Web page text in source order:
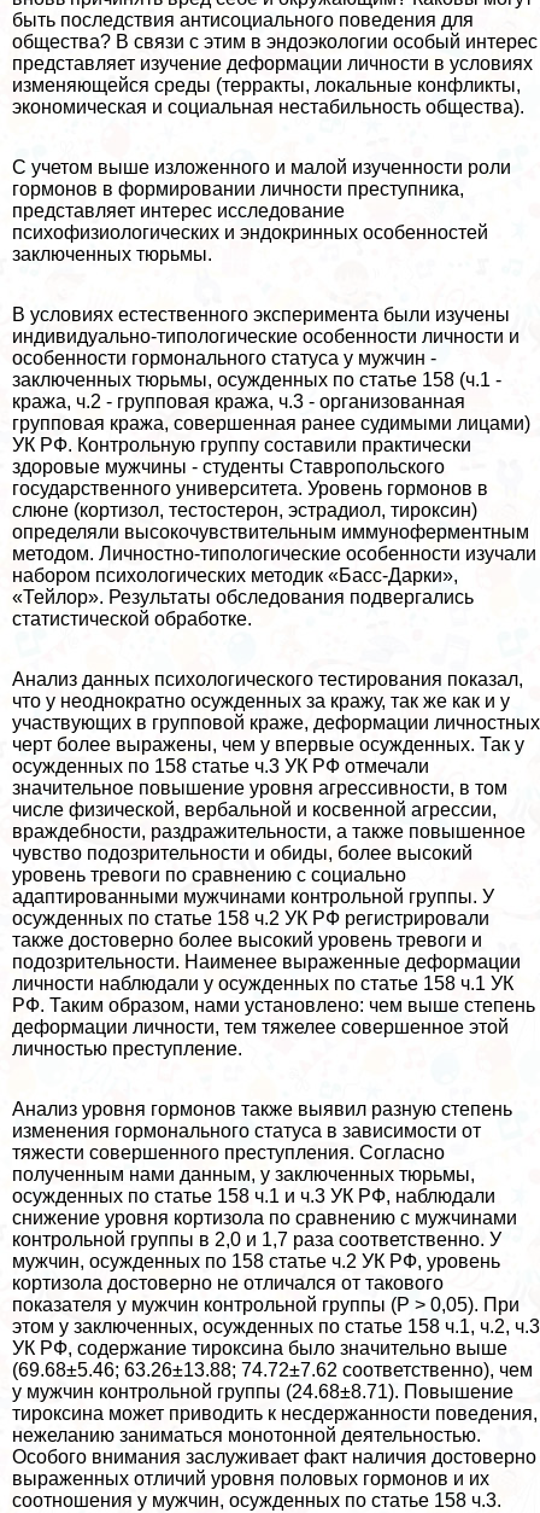
быть последствия антисоциального поведения для
общества? В связи с этим в эндоэкологии особый интерес
представляет изучение деформации личности в условиях
изменяющейся среды (терpaкты, локальные конфликты,
экономическая и социальная нестабильность общества).
С учетом выше изложенного и малой изученности роли
гормонов в формировании личности преступника,
представляет интерес исследование
психофизиологических и эндокринных особенностей
заключенных тюрьмы.
В условиях естественного эксперимента были изучены
индивидуально-типологические особенности личности и
особенности гормонального статуса у мужчин -
заключенных тюрьмы, осужденных по статье 158 (ч.1 -
кража, ч.2 - групповая кража, ч.3 - организованная
групповая кража, совершенная ранее судимыми лицами)
УК РФ. Контрольную группу составили пpaктически
здоровые мужчины - студенты Ставропольского
государственного университета. Уровень гормонов в
слюне (кортизол, тестостерон, эстрадиол, тироксин)
определяли высокочувствительным иммуноферментным
методом. Личностно-типологические особенности изучали
набором психологических методик «Басс-Дарки»,
«Тейлор». Результаты обследования подвергались
статистической обработке.
Анализ данных психологического тестирования показал,
что у неоднократно осужденных за кражу, так же как и у
участвующих в групповой краже, деформации личностных
черт более выражены, чем у впервые осужденных. Так у
осужденных по 158 статье ч.3 УК РФ отмечали
значительное повышение уровня агрессивности, в том
числе физической, вербальной и косвенной агрессии,
враждебности, раздражительности, а также повышенное
чувство подозрительности и обиды, более высокий
уровень тревоги по сравнению с социально
адаптированными мужчинами контрольной группы. У
осужденных по статье 158 ч.2 УК РФ регистрировали
также достоверно более высокий уровень тревоги и
подозрительности. Наименее выраженные деформации
личности наблюдали у осужденных по статье 158 ч.1 УК
РФ. Таким образом, нами установлено: чем выше степень
деформации личности, тем тяжелее совершенное этой
личностью преступление.
Анализ уровня гормонов также выявил разную степень
изменения гормонального статуса в зависимости от
тяжести совершенного преступления. Согласно
полученным нами данным, у заключенных тюрьмы,
осужденных по статье 158 ч.1 и ч.3 УК РФ, наблюдали
снижение уровня кортизола по сравнению с мужчинами
контрольной группы в 2,0 и 1,7 раза соответственно. У
мужчин, осужденных по 158 статье ч.2 УК РФ, уровень
кортизола достоверно не отличался от такового
показателя у мужчин контрольной группы (Р > 0,05). При
этом у заключенных, осужденных по статье 158 ч.1, ч.2, ч.3
УК РФ, содержание тироксина было значительно выше
(69.68±5.46; 63.26±13.88; 74.72±7.62 соответственно), чем
у мужчин контрольной группы (24.68±8.71). Повышение
тироксина может приводить к несдержанности поведения,
нежеланию заниматься монотонной деятельностью.
Особого внимания заслуживает факт наличия достоверно
выраженных отличий уровня пoлoвых гормонов и их
соотношения у мужчин, осужденных по статье 158 ч.3.